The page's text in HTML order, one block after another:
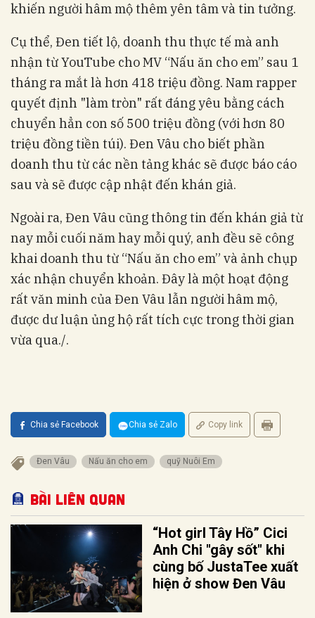
khiến người hâm mộ thêm yên tâm và tin tưởng.
Cụ thể, Đen tiết lộ, doanh thu thực tế mà anh
nhận từ YouTube cho MV “Nấu ăn cho em” sau 1
tháng ra mắt là hơn 418 triệu đồng. Nam rapper
quyết định "làm tròn" rất đáng yêu bằng cách
chuyển hẳn con số 500 triệu đồng (với hơn 80
triệu đồng tiền túi). Đen Vâu cho biết phần
doanh thu từ các nền tảng khác sẽ được báo cáo
sau và sẽ được cập nhật đến khán giả.
Ngoài ra, Đen Vâu cũng thông tin đến khán giả từ
nay mỗi cuối năm hay mỗi quý, anh đều sẽ công
khai doanh thu từ “Nấu ăn cho em” và ảnh chụp
xác nhận chuyển khoản. Đây là một hoạt động
rất văn minh của Đen Vâu lẫn người hâm mộ,
được dư luận ủng hộ rất tích cực trong thời gian
vừa qua./.
Chia sẻ Facebook Chia sẻ Zalo Copy link
Đen Vâu Nấu ăn cho em quỹ Nuôi Em
Bài liên quan
“Hot girl Tây Hồ” Cici
Anh Chi "gây sốt" khi
cùng bố JustaTee xuất
hiện ở show Đen Vâu